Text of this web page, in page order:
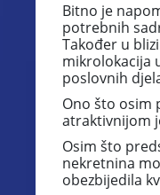
Bitno je
potrebnih
Također u
mikrolokacija
poslovnih
Ono što osim
atraktivnijom
Osim što
nekretnina
obezbijedila